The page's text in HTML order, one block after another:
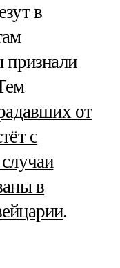
в
признали
от
с
в
.